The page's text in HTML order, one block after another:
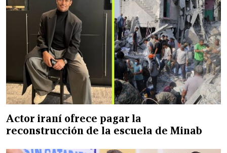
Actor iraní ofrece pagar la
reconstrucción de la escuela de Minab